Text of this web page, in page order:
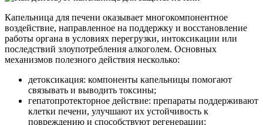
Капельница для печени оказывает многокомпонентное
воздействие, направленное на поддержку и восстановление
работы органа в условиях перегрузки, интоксикации или
последствий злоупотребления алкоголем. Основных
механизмов полезного действия несколько:
детоксикация: компоненты капельницы помогают
связывать и выводить токсины;
гепатопротекторное действие: препараты поддерживают
клетки печени, улучшают их устойчивость к
повреждению и способствуют регенерации;